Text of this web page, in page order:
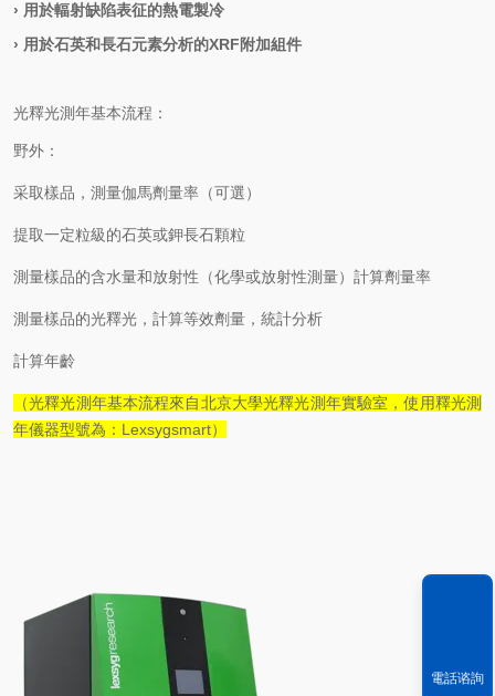
› 用於輻射缺陷表征的熱電製冷
› 用於石英和長石元素分析的XRF附加組件
光釋光測年基本流程：
野外：
采取樣品，測量伽馬劑量率（可選）
提取一定粒級的石英或鉀長石顆粒
測量樣品的含水量和放射性（化學或放射性測量）計算劑量率
測量樣品的光釋光，計算等效劑量，統計分析
計算年齡
（光釋光測年基本流程來自北京大學光釋光測年實驗室，使用釋光測
年儀器型號為： L exsygsmart）
電話谘詢